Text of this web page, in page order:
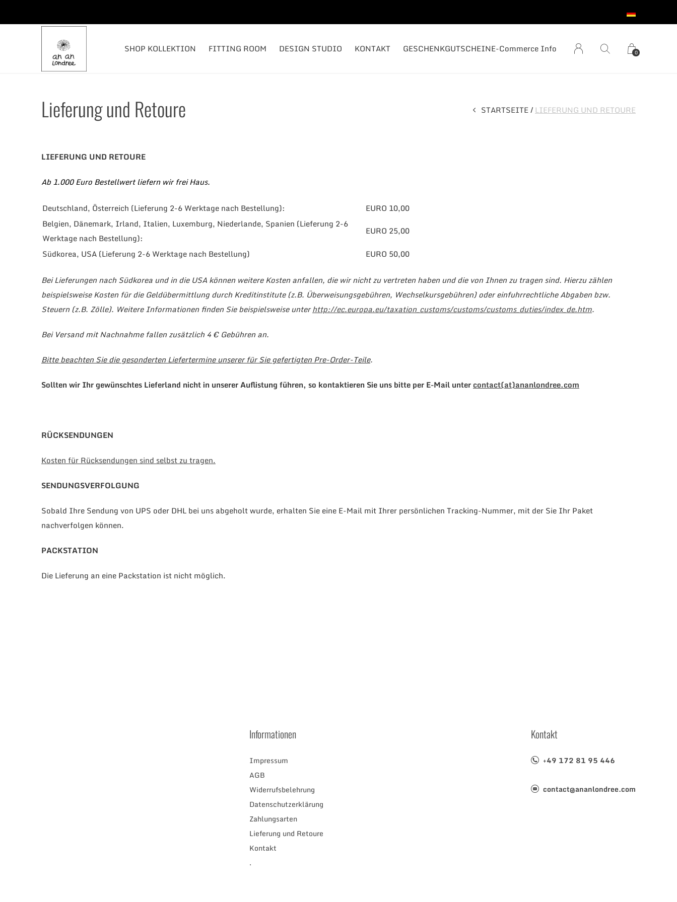
SHOP KOLLEKTION FITTING ROOM DESIGN STUDIO KONTAKT GESCHENKGUTSCHEINE-Commerce Info 0
Lieferung und Retoure STARTSEITE LIEFERUNG UND RETOURE
LIEFERUNG UND RETOURE
Ab 1.000 Euro Bestellwert liefern wir frei Haus.
Deutschland, Österreich (Lieferung 2-6 Werktage nach Bestellung):
EURO 10,00
Belgien, Dänemark, Irland, Italien, Luxemburg, Niederlande, Spanien (Lieferung 2-6
Werktage nach Bestellung):
EURO 25,00
Südkorea, USA (Lieferung 2-6 Werktage nach Bestellung)
EURO 50,00
Bei Lieferungen nach Südkorea und in die USA können weitere Kosten anfallen, die wir nicht zu vertreten haben und die von Ihnen zu tragen sind. Hierzu zählen
beispielsweise Kosten für die Geldübermittlung durch Kreditinstitute (z.B. Überweisungsgebühren, Wechselkursgebühren) oder einfuhrrechtliche Abgaben bzw.
Steuern (z.B. Zölle). Weitere Informationen finden Sie beispielsweise unterhttp://ec.europa.eu/taxation_customs/customs/customs_duties/index_de.htm.
Bei Versand mit Nachnahme fallen zusätzlich 4 € Gebühren an.
Bitte beachten Sie die gesonderten Liefertermine unserer für Sie gefertigten Pre-Order-Teile.
Sollten wir Ihr gewünschtes Lieferland nicht in unserer Auflistung führen, so kontaktieren Sie uns bitte per E-Mail unter contact(at)ananlondree.com
RÜCKSENDUNGEN
Kosten für Rücksendungen sind selbst zu tragen.
SENDUNGSVERFOLGUNG
Sobald Ihre Sendung von UPS oder DHL bei uns abgeholt wurde, erhalten Sie eine E-Mail mit Ihrer persönlichen Tracking-Nummer, mit der Sie Ihr Paket
nachverfolgen können.
PACKSTATION
Die Lieferung an eine Packstation ist nicht möglich.
Informationen
Impressum
AGB
Widerrufsbelehrung
Datenschutzerklärung
Zahlungsarten
Lieferung und Retoure
Kontakt
.
Kontakt
+49 172 81 95 446
contact@ananlondree.com